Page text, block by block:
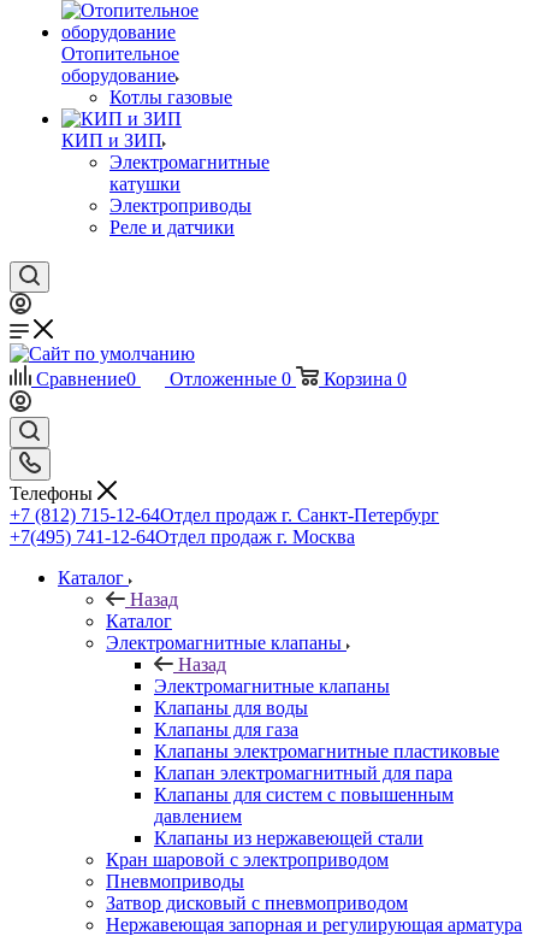
Отопительное
оборудование
Котлы газовые
КИП и ЗИП
Электромагнитные
катушки
Электроприводы
Реле и датчики
Сравнение0 Отложенные 0 Корзина 0
Телефоны
+7 (812) 715-12-64Отдел продаж г. Санкт-Петербург
+7(495) 741-12-64Отдел продаж г. Москва
Каталог
Назад
Каталог
Электромагнитные клапаны
Назад
Электромагнитные клапаны
Клапаны для воды
Клапаны для газа
Клапаны электромагнитные пластиковые
Клапан электромагнитный для пара
Клапаны для систем с повышенным
давлением
Клапаны из нержавеющей стали
Кран шаровой с электроприводом
Пневмоприводы
Затвор дисковый с пневмоприводом
Нержавеющая запорная и регулирующая арматура